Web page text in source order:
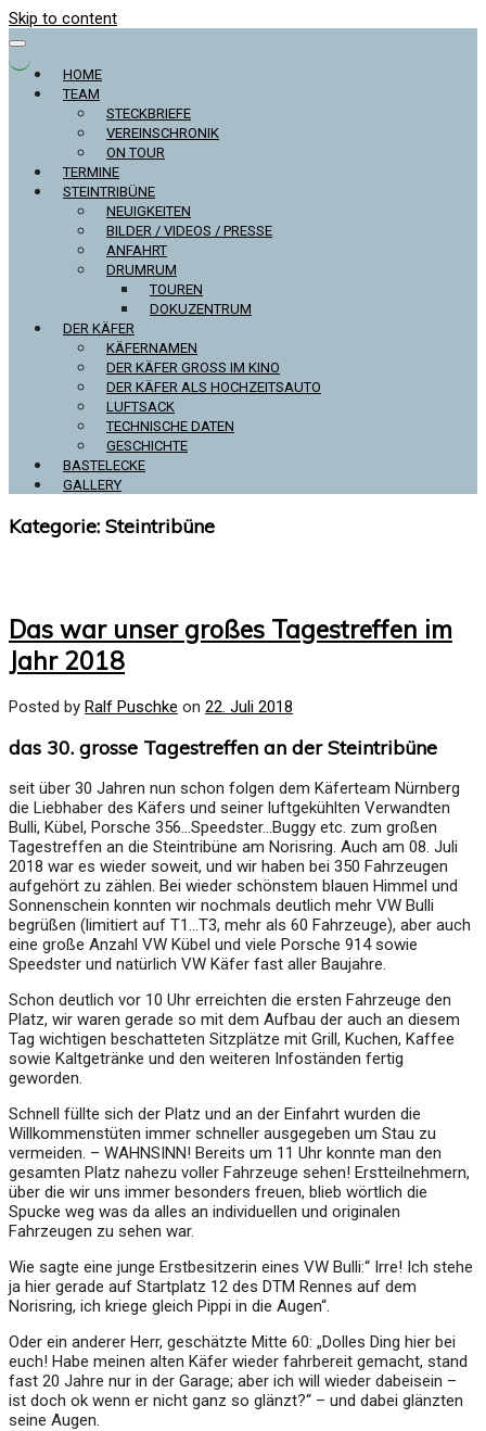
Skip to content
HOME
TEAM
STECKBRIEFE
VEREINSCHRONIK
ON TOUR
TERMINE
STEINTRIBÜNE
NEUIGKEITEN
BILDER / VIDEOS / PRESSE
ANFAHRT
DRUMRUM
TOUREN
DOKUZENTRUM
DER KÄFER
KÄFERNAMEN
DER KÄFER GROSS IM KINO
DER KÄFER ALS HOCHZEITSAUTO
LUFTSACK
TECHNISCHE DATEN
GESCHICHTE
BASTELECKE
GALLERY
Kategorie: Steintribüne
Das war unser großes Tagestreffen im
Jahr 2018
Posted by Ralf Puschke on 22. Juli 2018
das 30. grosse Tagestreffen an der Steintribüne
seit über 30 Jahren nun schon folgen dem Käferteam Nürnberg
die Liebhaber des Käfers und seiner luftgekühlten Verwandten
Bulli, Kübel, Porsche 356…Speedster…Buggy etc. zum großen
Tagestreffen an die Steintribüne am Norisring. Auch am 08. Juli
2018 war es wieder soweit, und wir haben bei 350 Fahrzeugen
aufgehört zu zählen. Bei wieder schönstem blauen Himmel und
Sonnenschein konnten wir nochmals deutlich mehr VW Bulli
begrüßen (limitiert auf T1…T3, mehr als 60 Fahrzeuge), aber auch
eine große Anzahl VW Kübel und viele Porsche 914 sowie
Speedster und natürlich VW Käfer fast aller Baujahre.
Schon deutlich vor 10 Uhr erreichten die ersten Fahrzeuge den
Platz, wir waren gerade so mit dem Aufbau der auch an diesem
Tag wichtigen beschatteten Sitzplätze mit Grill, Kuchen, Kaffee
sowie Kaltgetränke und den weiteren Infoständen fertig
geworden.
Schnell füllte sich der Platz und an der Einfahrt wurden die
Willkommenstüten immer schneller ausgegeben um Stau zu
vermeiden. – WAHNSINN! Bereits um 11 Uhr konnte man den
gesamten Platz nahezu voller Fahrzeuge sehen! Erstteilnehmern,
über die wir uns immer besonders freuen, blieb wörtlich die
Spucke weg was da alles an individuellen und originalen
Fahrzeugen zu sehen war.
Wie sagte eine junge Erstbesitzerin eines VW Bulli:“ Irre! Ich stehe
ja hier gerade auf Startplatz 12 des DTM Rennes auf dem
Norisring, ich kriege gleich Pippi in die Augen“.
Oder ein anderer Herr, geschätzte Mitte 60: „Dolles Ding hier bei
euch! Habe meinen alten Käfer wieder fahrbereit gemacht, stand
fast 20 Jahre nur in der Garage; aber ich will wieder dabeisein –
ist doch ok wenn er nicht ganz so glänzt?“ – und dabei glänzten
seine Augen.